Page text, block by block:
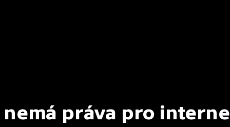
nemá práva pro